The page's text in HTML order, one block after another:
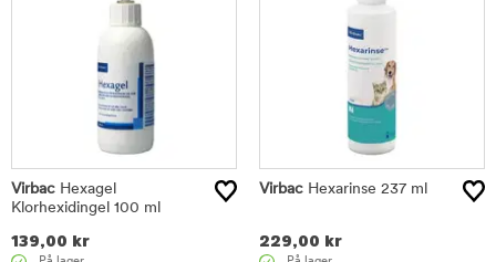
Virbac Hexagel
Klorhexidingel 100 ml
139,00 kr
Virbac Hexarinse 237 ml
229,00 kr